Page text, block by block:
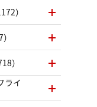
）
）
ライ